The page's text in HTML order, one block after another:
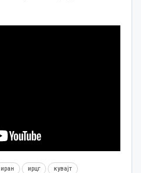
иран ирцг кувајт